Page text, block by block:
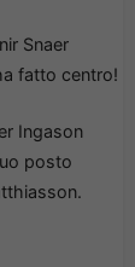
Snaer
fatto centro!
Ingason
posto